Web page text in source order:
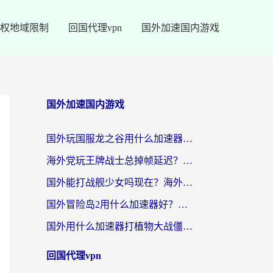
地域限制 回国代理vpn 国外加速国内游戏
国外加速国内游戏
国外玩国服龙之谷用什么加速器最好？一份给海外游子的终极指南
海外党玩王牌战士总掉帧延迟？这份王牌战士延迟加速器终极指南救你命
国外能打战舰少女吗现在？海外玩家的国服游戏加速终极指南
国外冒险岛2用什么加速器好？海外党国服游戏畅玩全攻略（附鸣潮哈利波特加速技巧）
国外用什么加速器打植物大战僵尸好？海外党国服游戏加速终极指南
回国代理vpn